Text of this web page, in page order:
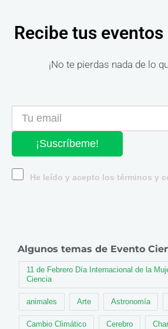
Recibe tus
¡No te pierdas nada de lo
¡Suscríbeme!
He leído y acepto los términos y
Algunos temas de Evento
11 de Febrero Día Internacional de la
Ciencia
animales Arte Astronomía
Cambio Climático Cerebro